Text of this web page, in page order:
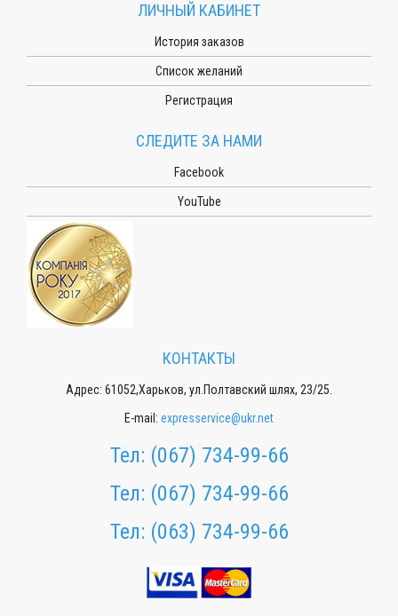
ЛИЧНЫЙ КАБИНЕТ
История заказов
Список желаний
Регистрация
СЛЕДИТЕ ЗА НАМИ
Facebook
YouTube
КОНТАКТЫ
Адрес: 61052,Харьков, ул.Полтавский шлях, 23/25.
E-mail: expresservice@ukr.net
Тел: (067) 734-99-66
Тел: (067) 734-99-66
Тел: (063) 734-99-66